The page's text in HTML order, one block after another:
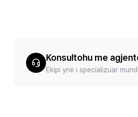
Konsultohu me
Ekipi ynë i specializuar